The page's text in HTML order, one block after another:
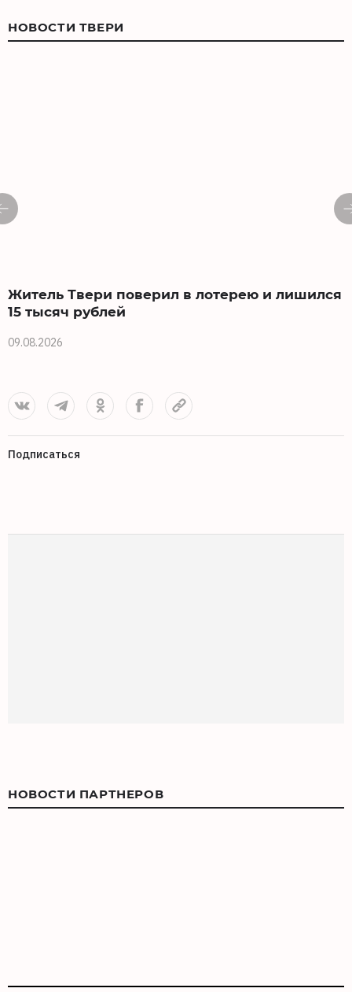
НОВОСТИ ТВЕРИ
Житель Твери поверил в лотерею и лишился
15 тысяч рублей
09.08.2026
Подписаться
НОВОСТИ ПАРТНЕРОВ